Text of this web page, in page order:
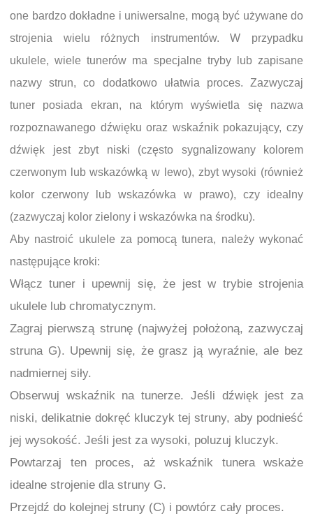
one bardzo dokładne i uniwersalne, mogą być używane do
strojenia wielu różnych instrumentów. W przypadku
ukulele, wiele tunerów ma specjalne tryby lub zapisane
nazwy strun, co dodatkowo ułatwia proces. Zazwyczaj
tuner posiada ekran, na którym wyświetla się nazwa
rozpoznawanego dźwięku oraz wskaźnik pokazujący, czy
dźwięk jest zbyt niski (często sygnalizowany kolorem
czerwonym lub wskazówką w lewo), zbyt wysoki (również
kolor czerwony lub wskazówka w prawo), czy idealny
(zazwyczaj kolor zielony i wskazówka na środku).
Aby nastroić ukulele za pomocą tunera, należy wykonać
następujące kroki:
Włącz tuner i upewnij się, że jest w trybie strojenia
ukulele lub chromatycznym.
Zagraj pierwszą strunę (najwyżej położoną, zazwyczaj
struna G). Upewnij się, że grasz ją wyraźnie, ale bez
nadmiernej siły.
Obserwuj wskaźnik na tunerze. Jeśli dźwięk jest za
niski, delikatnie dokręć kluczyk tej struny, aby podnieść
jej wysokość. Jeśli jest za wysoki, poluzuj kluczyk.
Powtarzaj ten proces, aż wskaźnik tunera wskaże
idealne strojenie dla struny G.
Przejdź do kolejnej struny (C) i powtórz cały proces.